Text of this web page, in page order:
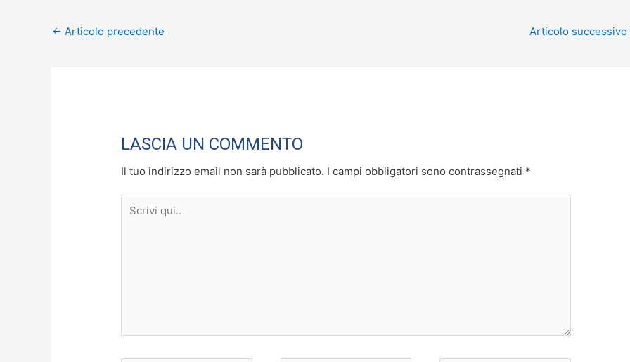
o
← Articolo precedente Articolo successivo
LASCIA UN COMMENTO
Il tuo indirizzo email non sarà pubblicato. I campi obbligatori sono contrassegnati *
qui..